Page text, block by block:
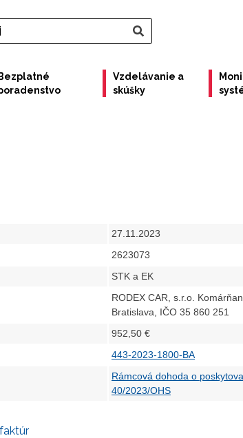
Bezplatné
Vzdelávanie a
skúšky
27.11.2023
2623073
STK a EK
RODEX CAR, s.r.o.
Bratislava, IČO 35 860 251
952,50 €
443-2023-1800-BA
Rámcová dohoda o
40/2023/OHS